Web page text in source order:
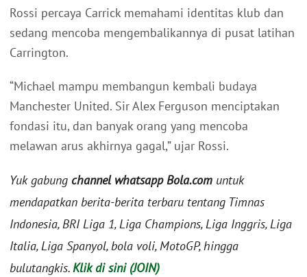
Rossi percaya Carrick memahami identitas klub dan
sedang mencoba mengembalikannya di pusat latihan
Carrington.
“Michael mampu membangun kembali budaya
Manchester United. Sir Alex Ferguson menciptakan
fondasi itu, dan banyak orang yang mencoba
melawan arus akhirnya gagal,” ujar Rossi.
Yuk gabung channel whatsapp Bola.com untuk
mendapatkan berita-berita terbaru tentang Timnas
Indonesia, BRI Liga 1, Liga Champions, Liga Inggris, Liga
Italia, Liga Spanyol, bola voli, MotoGP, hingga
bulutangkis.Klik di sini (JOIN)